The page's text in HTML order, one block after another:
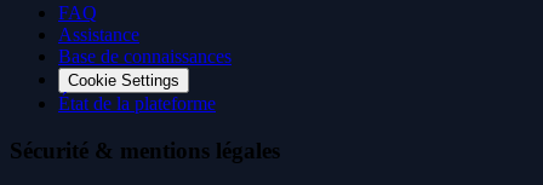
FAQ
Assistance
Base de connaissances
Cookie Settings
État de la plateforme
Sécurité & mentions légales